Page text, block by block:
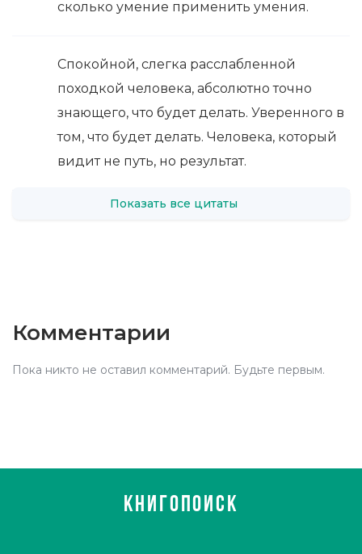
сколько умение применить умения.
Спокойной, слегка расслабленной
походкой человека, абсолютно точно
знающего, что будет делать. Уверенного в
том, что будет делать. Человека, который
видит не путь, но результат.
Показать все цитаты
Комментарии
Пока никто не оставил комментарий. Будьте первым.
КНИГОПОИСК